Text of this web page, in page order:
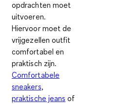
opdrachten moet
uitvoeren.
Hiervoor moet de
vrijgezellen outfit
comfortabel en
praktisch zijn.
Comfortabele
sneakers,
praktische jeans of